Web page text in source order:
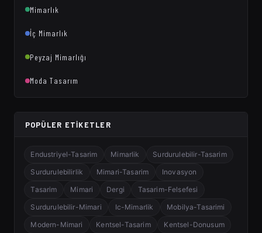
Mimarlık
İç Mimarlık
Peyzaj Mimarlığı
Moda Tasarım
POPÜLER ETIKETLER
Endustriyel-Tasarim Mimarlik
Surdurulebilir-Tasarim
Surdurulebilirlik
Mimari-Tasarim
Inovasyon
Tasarim
Mimari Dergi
Tasarim-Felsefesi
Surdurulebilir-Mimari
Ic-Mimarlik
Mobilya-Tasarimi
Modern-Mimari
Kentsel-Tasarim
Kentsel-Donusum